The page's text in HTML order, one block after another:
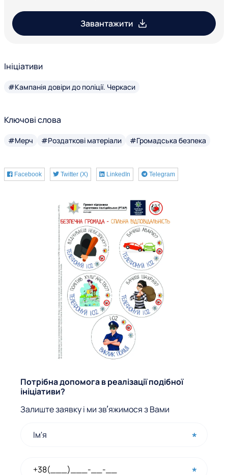
Завантажити
Ініціативи
#Кампанія довіри до поліції. Черкаси
Ключові слова
#Мерч #Роздаткові матеріали #Громадська безпека
Facebook Twitter (X) LinkedIn Telegram
Ф
о
р
Потрібна допомога в реалізації подібної
ініціативи?
Залиште заявку і ми звʼяжимося з Вами